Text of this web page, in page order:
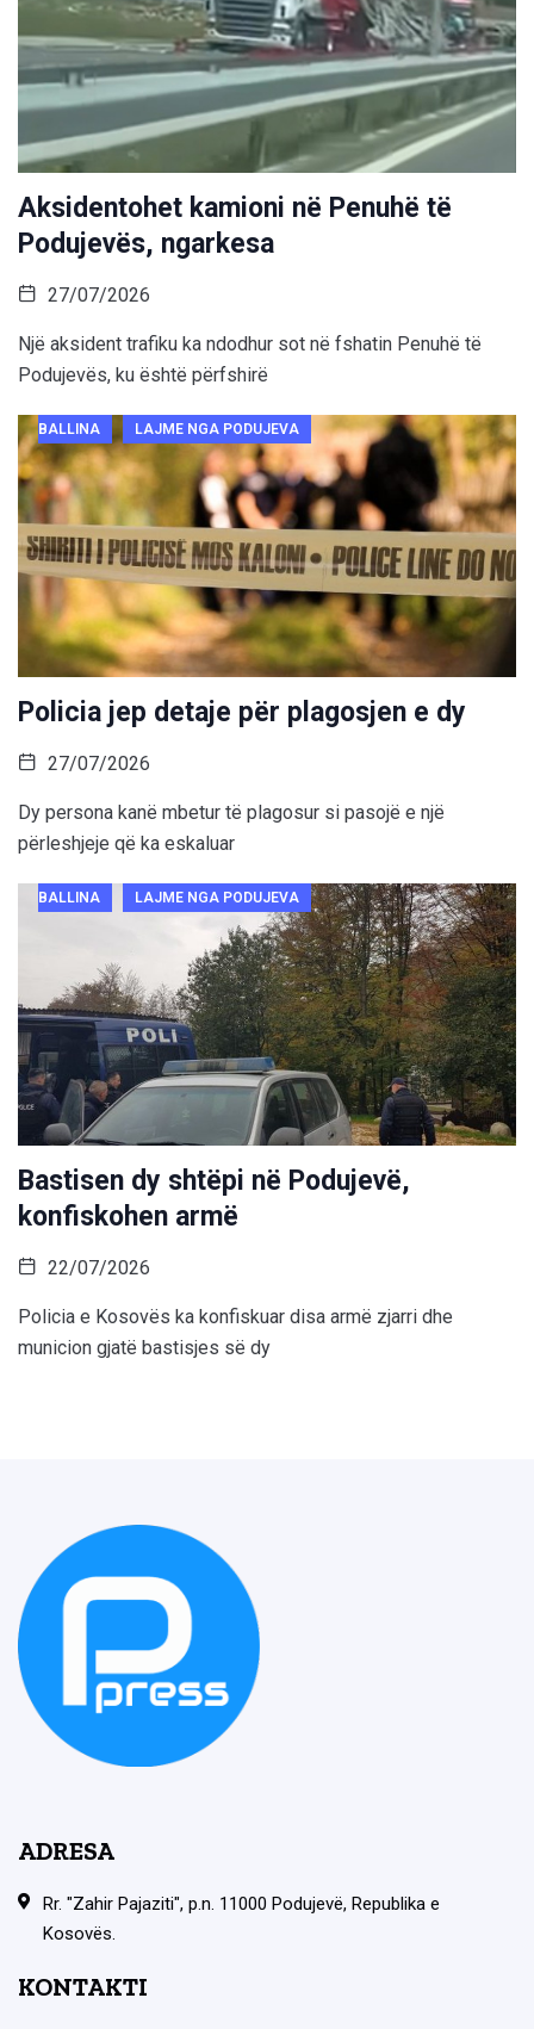
Aksidentohet kamioni në Penuhë të
Podujevës, ngarkesa
27/07/2026
Një aksident trafiku ka ndodhur sot në fshatin Penuhë të
Podujevës, ku është përfshirë
BALLINA LAJME NGA PODUJEVA
Policia jep detaje për plagosjen e dy
27/07/2026
Dy persona kanë mbetur të plagosur si pasojë e një
përleshjeje që ka eskaluar
BALLINA LAJME NGA PODUJEVA
Bastisen dy shtëpi në Podujevë,
konfiskohen armë
22/07/2026
Policia e Kosovës ka konfiskuar disa armë zjarri dhe
municion gjatë bastisjes së dy
ADRESA
Rr. "Zahir Pajaziti", p.n. 11000 Podujevë, Republika e
Kosovës.
KONTAKTI